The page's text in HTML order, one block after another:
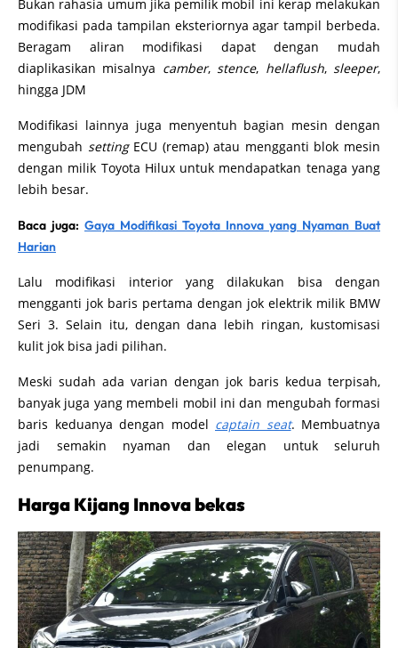
Bukan rahasia umum jika pemilik mobil ini kerap melakukan
modifikasi pada tampilan eksteriornya agar tampil berbeda.
Beragam aliran modifikasi dapat dengan mudah
diaplikasikan misalnya camber, stence, hellaflush, sleeper,
hingga JDM
Modifikasi lainnya juga menyentuh bagian mesin dengan
mengubah settingECU (remap) atau mengganti blok mesin
dengan milik Toyota Hilux untuk mendapatkan tenaga yang
lebih besar.
Baca juga: Gaya Modifikasi Toyota Innova yang Nyaman Buat
Harian
Lalu modifikasi interior yang dilakukan bisa dengan
mengganti jok baris pertama dengan jok elektrik milik BMW
Seri 3. Selain itu, dengan dana lebih ringan, kustomisasi
kulit jok bisa jadi pilihan.
Meski sudah ada varian dengan jok baris kedua terpisah,
banyak juga yang membeli mobil ini dan mengubah formasi
baris keduanya dengan model captain seat. Membuatnya
jadi semakin nyaman dan elegan untuk seluruh
penumpang.
Harga Kijang Innova bekas